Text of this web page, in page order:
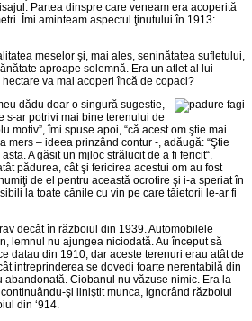
Partea dinspre care veneam era acoperită
Îmi aminteam aspectul ţinutului în 1913:
meselor şi, mai ales, seninătatea sufletului,
aproape solemnă. Era un atlet al lui
va mai acoperi încă de copaci?
dădu doar o singură sugestie,
s-ar potrivi mai bine terenului de
motiv”, îmi spuse apoi, “că acest om ştie mai
mers – ideea prinzând contur -, adăugă: “Ştie
A găsit un mjloc strălucit de a fi fericit“.
pădurea, cât şi fericirea acestui om au fost
de el pentru această ocrotire şi i-a speriat în
la toate cănile cu vin pe care tăietorii le-ar fi
decât în războiul din 1939. Automobilele
lemnul nu ajungea niciodată. Au început să
datau din 1910, dar aceste terenuri erau atât de
intreprinderea se dovedi foarte nerentabilă din
abandonată. Ciobanul nu văzuse nimic. Era la
şi liniştit munca, ignorând războiul
din ‘914.